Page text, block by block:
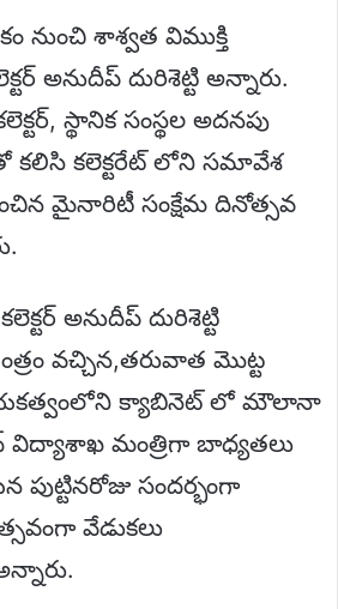
నుంచి శాశ్వత విముక్తి
అనుదీప్ దురిశెట్టి అన్నారు.
స్థానిక సంస్థల అదనపు
తో కలిసి కలెక్టరేట్ లోని సమావేశ
మైనారిటీ సంక్షేమ దినోత్సవ
అనుదీప్ దురిశెట్టి
వచ్చిన,తరువాత మొట్ట
క్యాబినెట్ లో మౌలానా
విద్యాశాఖ మంత్రిగా బాధ్యతలు
సందర్భంగా
వేడుకలు